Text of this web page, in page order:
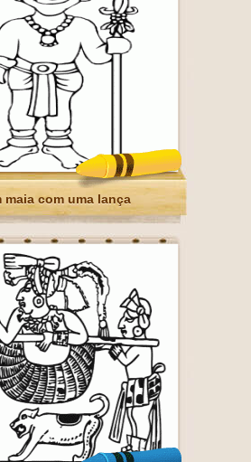
maia com uma lança